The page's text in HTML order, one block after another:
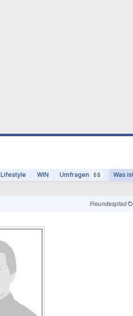
Lifestyle WIN Umfragen $$ Was
Freundespfad